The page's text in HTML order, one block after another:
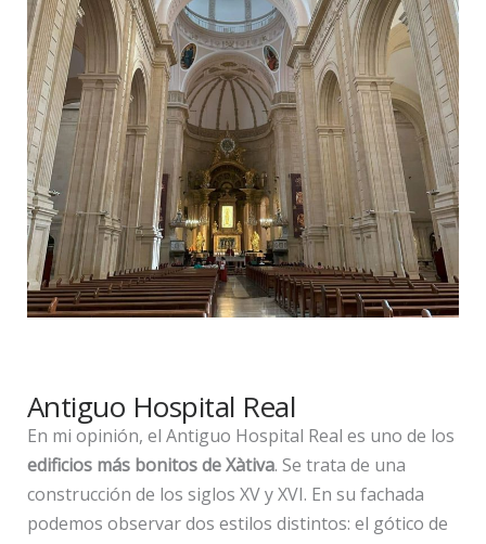
Antiguo Hospital Real
En mi opinión, el Antiguo Hospital Real es uno de los
edificios más bonitos de Xàtiva. Se trata de una
construcción de los siglos XV y XVI. En su fachada
podemos observar dos estilos distintos: el gótico de